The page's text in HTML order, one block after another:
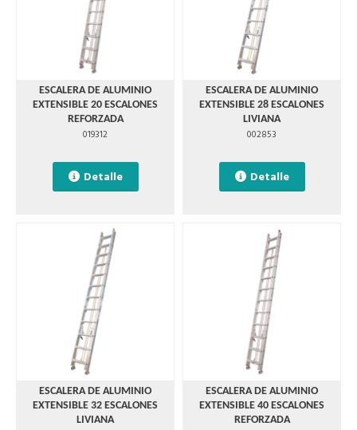
ESCALERA DE ALUMINIO
EXTENSIBLE 20 ESCALONES
REFORZADA
019312
Detalle
ESCALERA DE ALUMINIO
EXTENSIBLE 28 ESCALONES
LIVIANA
002853
Detalle
ESCALERA DE ALUMINIO
EXTENSIBLE 32 ESCALONES
LIVIANA
ESCALERA DE ALUMINIO
EXTENSIBLE 40 ESCALONES
REFORZADA